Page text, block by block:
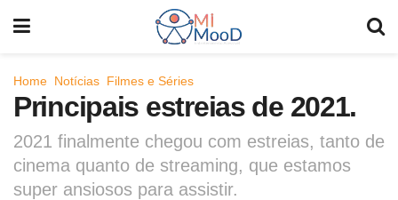
Home Notícias Filmes e Séries
Principais estreias de 2021.
2021 finalmente chegou com estreias, tanto de
cinema quanto de streaming, que estamos
super ansiosos para assistir.